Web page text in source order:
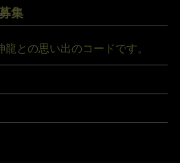
集
龍との思い出のコードです。